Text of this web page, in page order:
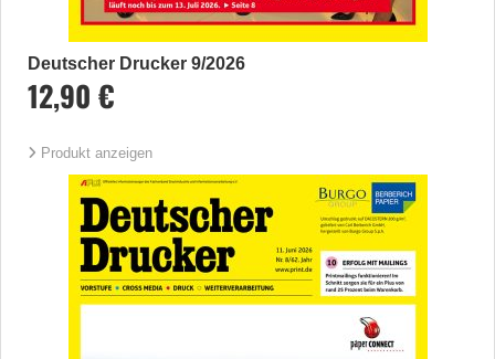
Deutscher Drucker 9/2026
12,90 €
Produkt anzeigen